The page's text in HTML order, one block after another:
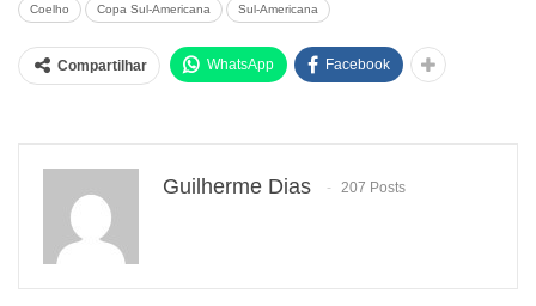
Coelho Copa Sul-Americana Sul-Americana
Compartilhar WhatsApp Facebook
Guilherme Dias 207 Posts